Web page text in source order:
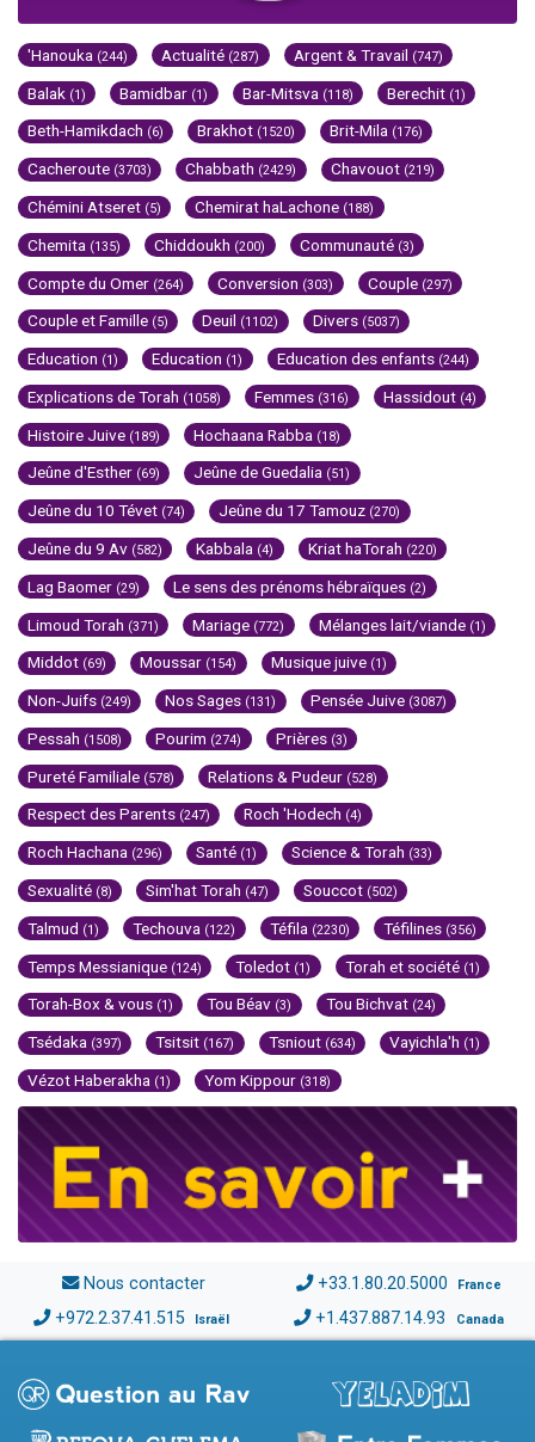
'Hanouka (244) Actualité (287) Argent & Travail (747)
Balak (1) Bamidbar (1) Bar-Mitsva (118) Berechit (1)
Beth-Hamikdach (6) Brakhot (1520) Brit-Mila (176)
Cacheroute (3703) Chabbath (2429) Chavouot (219)
Chémini Atseret (5) Chemirat haLachone (188)
Chemita (135) Chiddoukh (200) Communauté (3)
Compte du Omer (264) Conversion (303) Couple (297)
Couple et Famille (5) Deuil (1102) Divers (5037)
Education (1) Education (1) Education des enfants (244)
Explications de Torah (1058) Femmes (316) Hassidout (4)
Histoire Juive (189) Hochaana Rabba (18)
Jeûne d'Esther (69) Jeûne de Guedalia (51)
Jeûne du 10 Tévet (74) Jeûne du 17 Tamouz (270)
Jeûne du 9 Av (582) Kabbala (4) Kriat haTorah (220)
Lag Baomer (29) Le sens des prénoms hébraïques (2)
Limoud Torah (371) Mariage (772) Mélanges lait/viande (1)
Middot (69) Moussar (154) Musique juive (1)
Non-Juifs (249) Nos Sages (131) Pensée Juive (3087)
Pessah (1508) Pourim (274) Prières (3)
Pureté Familiale (578) Relations & Pudeur (528)
Respect des Parents (247) Roch 'Hodech (4)
Roch Hachana (296) Santé (1) Science & Torah (33)
Sexualité (8) Sim'hat Torah (47) Souccot (502)
Talmud (1) Techouva (122) Téfila (2230) Téfilines (356)
Temps Messianique (124) Toledot (1) Torah et société (1)
Torah-Box & vous (1) Tou Béav (3) Tou Bichvat (24)
Tsédaka (397) Tsitsit (167) Tsniout (634) Vayichla'h (1)
Vézot Haberakha (1) Yom Kippour (318)
Nous contacter +33.1.80.20.5000 France
+972.2.37.41.515 Israël +1.437.887.14.93 Canada